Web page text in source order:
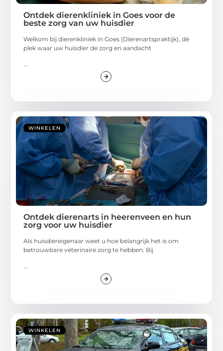
Ontdek dierenkliniek in Goes voor de
beste zorg van uw huisdier
Welkom bij dierenkliniek in Goes (Dierenartspraktijk), dé
plek waar uw huisdier de zorg en aandacht
...
WINKELEN
Ontdek dierenarts in heerenveen en hun
zorg voor uw huisdier
Als huisdiereigenaar weet u hoe belangrijk het is om
betrouwbare veterinaire zorg te hebben. Bij
WINKELEN